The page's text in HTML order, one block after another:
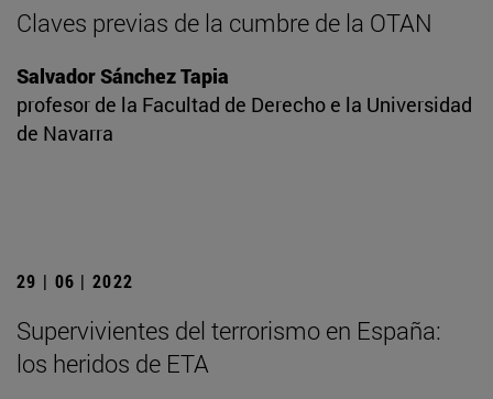
Claves previas de la cumbre de la OTAN
Salvador Sánchez Tapia
profesor de la Facultad de Derecho e la Universidad
de Navarra
29 | 06 | 2022
Supervivientes del terrorismo en España:
los heridos de ETA